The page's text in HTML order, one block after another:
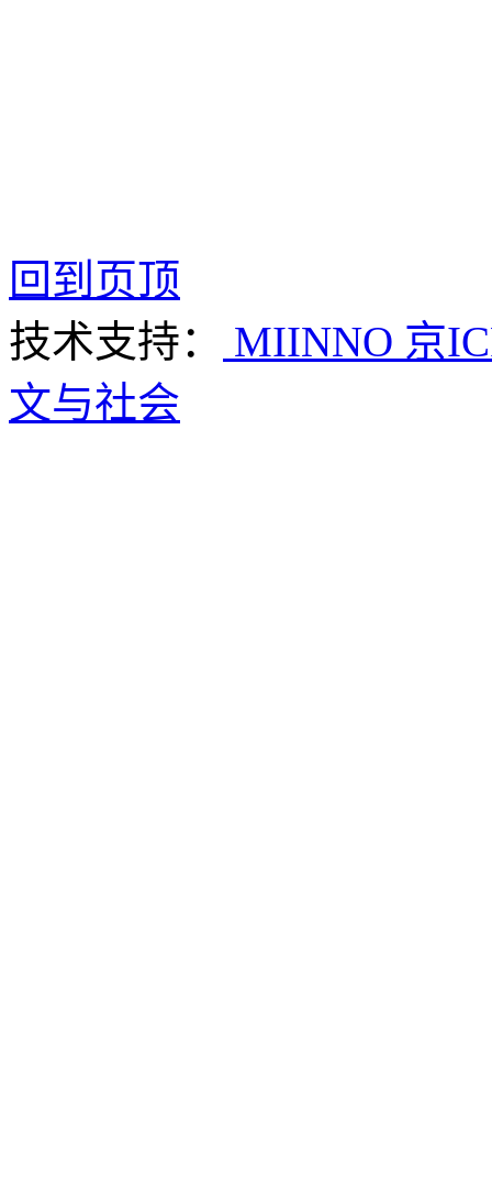
回到页顶
技术支持：
MIINNO 京
文与社会